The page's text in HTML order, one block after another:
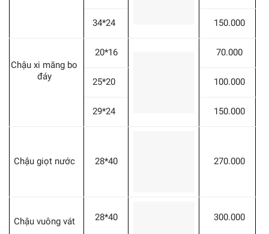
34*24 150.000
Chậu xi măng bo
đáy
20*16 70.000
25*20 100.000
29*24 150.000
Chậu giọt nước 28*40 270.000
Chậu vuông vát 28*40 300.000